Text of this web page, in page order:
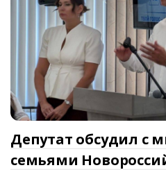
Депутат обсудил с
семьями